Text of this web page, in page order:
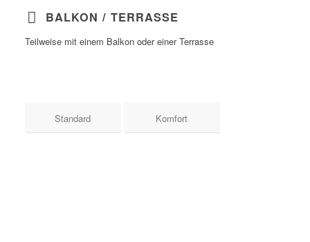
BALKON / TERRASSE
Teilweise mit einem Balkon oder einer Terrasse
Standard Komfort